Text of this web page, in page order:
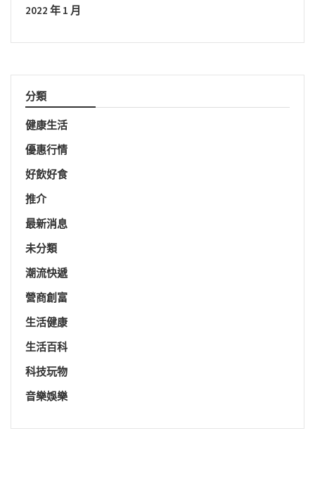
2022 年 1 月
分類
健康生活
優惠行情
好飲好食
推介
最新消息
未分類
潮流快遞
營商創富
生活健康
生活百科
科技玩物
音樂娛樂